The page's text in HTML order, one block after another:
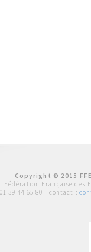
Copyright © 2015
Fédération Française des
01 39 44 65 80 | contact :